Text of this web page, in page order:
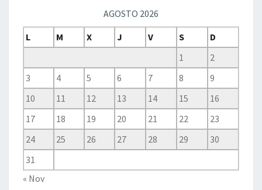
AGOSTO 2026
L
M X J V S
D
1
2
3
4 5 6 7 8
9
10
11 12 13 14 15
16
17
18 19 20 21 22
23
24
25 26 27 28 29
30
31
« Nov